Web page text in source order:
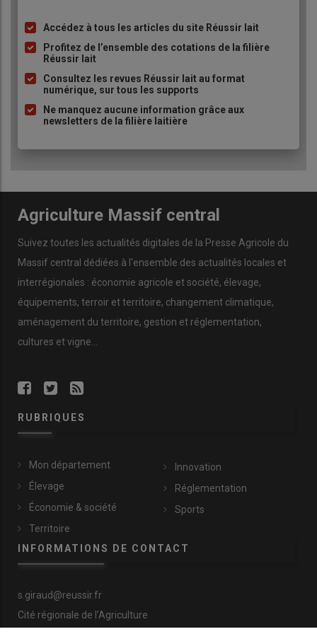
nécessaire pour l’instant. Mais si lesmarchésse développent,
l’équipement suivra.
Quant à l’avenir, leurs deux enfants envisagent de rejoindre
l’exploitationdans quelques années. Le couple est ouvert aux
changements.
Liste
à
puce
Accédez à tous les articles du site Réussir lait
Profitez de l’ensemble des cotations de la filière
Réussir lait
Consultez les revues Réussir lait au format
numérique, sur tous les supports
Ne manquez aucune information grâce aux
newsletters de la filière laitière
Agriculture Massif central
Suivez toutes les actualités digitales de la Presse Agricole du
Massif central dédiées à l'ensemble des actualités locales et
interrégionales : économie agricole et société, élevage,
équipements, terroir et territoire, changement climatique,
aménagement du territoire, gestion et réglementation,
cultures et vigne...
RUBRIQUES
Mon département
Élevage
Économie & société
Territoire
Innovation
Réglementation
Sports
INFORMATIONS DE CONTACT
s.giraud@reussir.fr
Cité régionale de l’Agriculture